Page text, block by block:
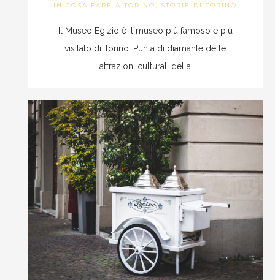
IN COSA FARE A TORINO, STORIE DI TORINO
Il Museo Egizio è il museo più famoso e più
visitato di Torino. Punta di diamante delle
attrazioni culturali della